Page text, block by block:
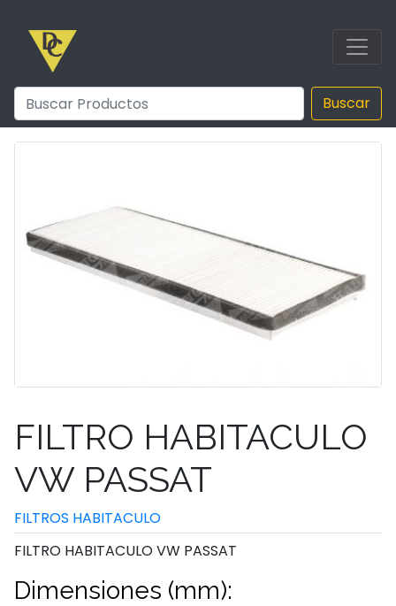
Buscar
FILTRO HABITACULO
VW PASSAT
FILTROS HABITACULO
FILTRO HABITACULO VW PASSAT
Dimensiones (mm):